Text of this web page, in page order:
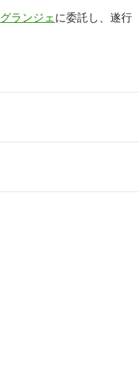
ランジェ に委託し、遂行